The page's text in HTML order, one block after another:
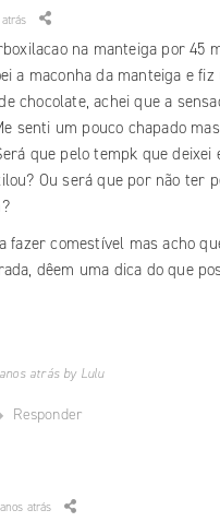
na manteiga por 45
a maconha da manteiga e
chocolate, achei que a
senti um pouco chapado
que pelo tempk que deixei
Ou será que por não ter
fazer comestível mas acho
dêem uma dica do que
atrás by Lulu
Responder
atrás